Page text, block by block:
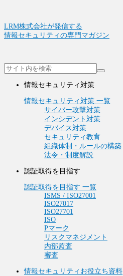
LRM株式会社が発信する
情報セキュリティの専門マガジン
情報セキュリティ対策
情報セキュリティ対策 一覧
サイバー攻撃対策
インシデント対策
デバイス対策
セキュリティ教育
組織体制・ルールの構築
法令・制度解説
認証取得を目指す
認証取得を目指す 一覧
ISMS / ISO27001
ISO27017
ISO27701
ISO
Pマーク
リスクマネジメント
内部監査
審査
情報セキュリティお役立ち資料